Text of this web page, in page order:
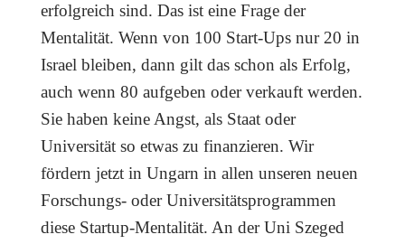
erfolgreich sind. Das ist eine Frage der
Mentalität. Wenn von 100 Start-Ups nur 20 in
Israel bleiben, dann gilt das schon als Erfolg,
auch wenn 80 aufgeben oder verkauft werden.
Sie haben keine Angst, als Staat oder
Universität so etwas zu finanzieren. Wir
fördern jetzt in Ungarn in allen unseren neuen
Forschungs- oder Universitätsprogrammen
diese Startup-Mentalität. An der Uni Szeged